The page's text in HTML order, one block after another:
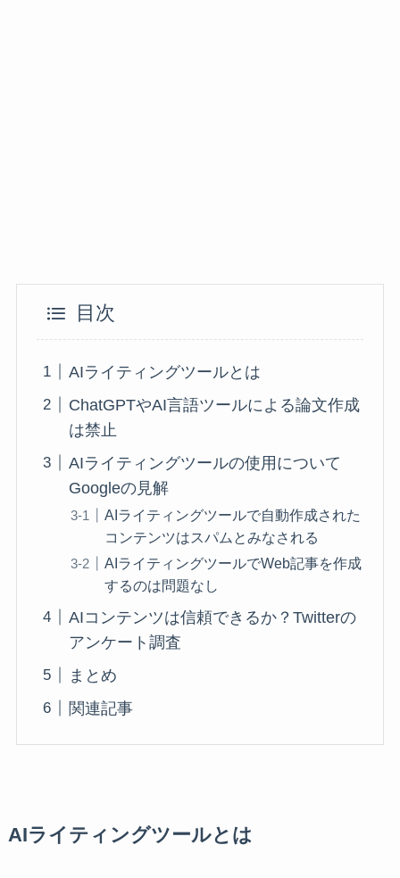
目次
AIライティングツールとは
ChatGPTやAI言語ツールによる論文作成
は禁止
AIライティングツールの使用について
Googleの見解
AIライティングツールで自動作成された
コンテンツはスパムとみなされる
AIライティングツールでWeb記事を作成
するのは問題なし
AIコンテンツは信頼できるか？Twitterの
アンケート調査
まとめ
関連記事
AIライティングツールとは